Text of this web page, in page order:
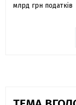
млрд грн податків